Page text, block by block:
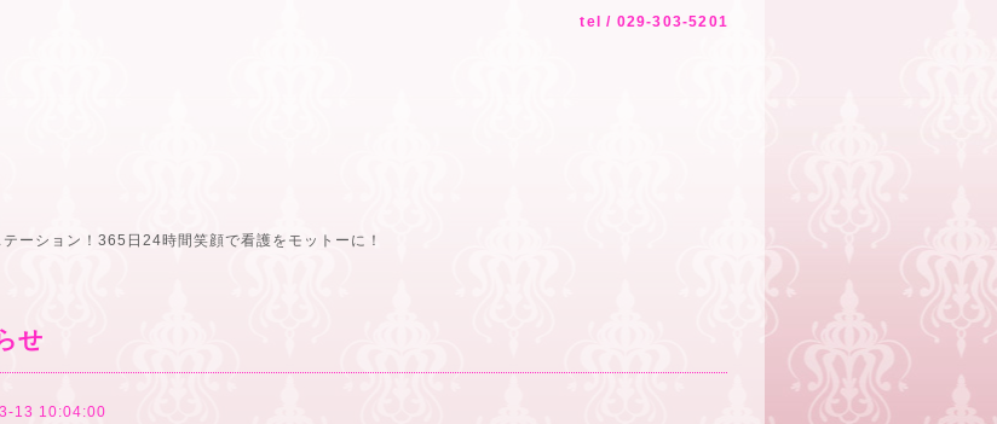
tel / 029-303-5201
ーション！365日24時間笑顔で看護をモットーに！
せ
13 10:04:00